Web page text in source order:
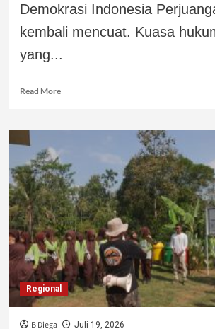
Demokrasi Indonesia
kembali mencuat. Kuasa
yang...
Read More
Regional
B Diega Juli 19, 2026